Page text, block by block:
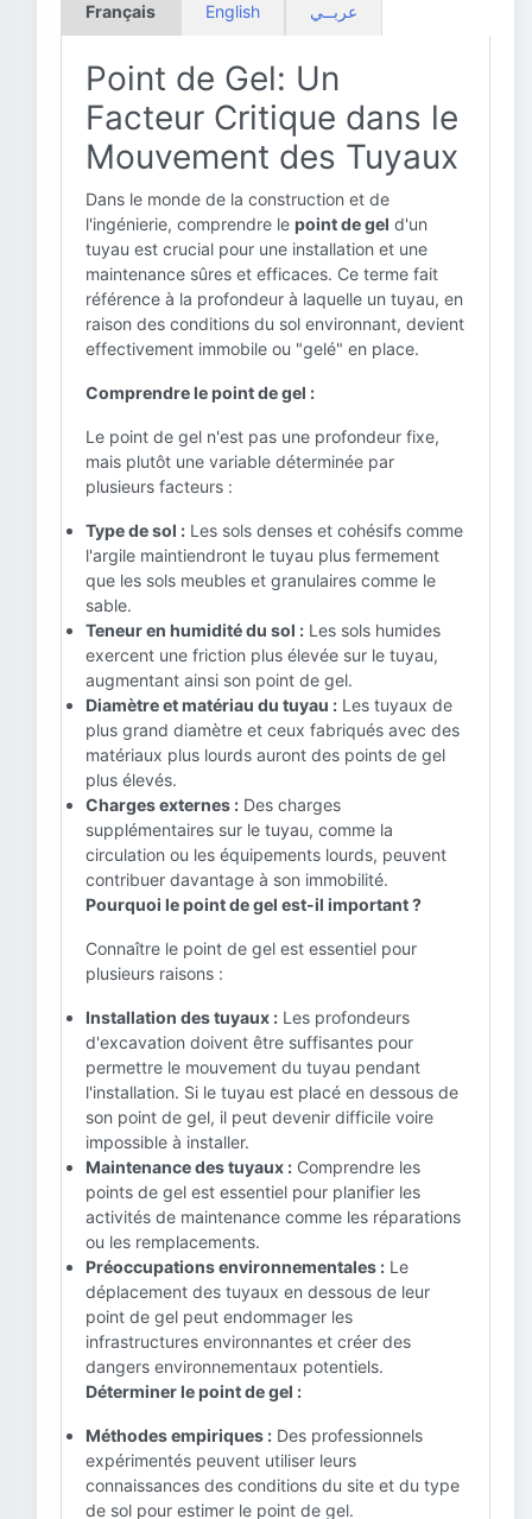
Français English عربــي
Point de Gel: Un
Facteur Critique dans le
Mouvement des Tuyaux
Dans le monde de la construction et de
l'ingénierie, comprendre le point de gel d'un
tuyau est crucial pour une installation et une
maintenance sûres et efficaces. Ce terme fait
référence à la profondeur à laquelle un tuyau, en
raison des conditions du sol environnant, devient
effectivement immobile ou "gelé" en place.
Comprendre le point de gel :
Le point de gel n'est pas une profondeur fixe,
mais plutôt une variable déterminée par
plusieurs facteurs :
Type de sol : Les sols denses et cohésifs comme
l'argile maintiendront le tuyau plus fermement
que les sols meubles et granulaires comme le
sable.
Teneur en humidité du sol : Les sols humides
exercent une friction plus élevée sur le tuyau,
augmentant ainsi son point de gel.
Diamètre et matériau du tuyau : Les tuyaux de
plus grand diamètre et ceux fabriqués avec des
matériaux plus lourds auront des points de gel
plus élevés.
Charges externes : Des charges
supplémentaires sur le tuyau, comme la
circulation ou les équipements lourds, peuvent
contribuer davantage à son immobilité.
Pourquoi le point de gel est-il important ?
Connaître le point de gel est essentiel pour
plusieurs raisons :
Installation des tuyaux : Les profondeurs
d'excavation doivent être suffisantes pour
permettre le mouvement du tuyau pendant
l'installation. Si le tuyau est placé en dessous de
son point de gel, il peut devenir difficile voire
impossible à installer.
Maintenance des tuyaux : Comprendre les
points de gel est essentiel pour planifier les
activités de maintenance comme les réparations
ou les remplacements.
Préoccupations environnementales : Le
déplacement des tuyaux en dessous de leur
point de gel peut endommager les
infrastructures environnantes et créer des
dangers environnementaux potentiels.
Déterminer le point de gel :
Méthodes empiriques : Des professionnels
expérimentés peuvent utiliser leurs
connaissances des conditions du site et du type
de sol pour estimer le point de gel.